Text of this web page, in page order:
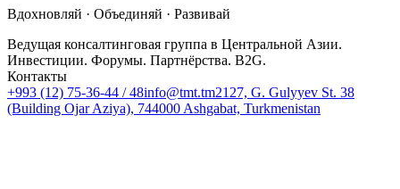
Вдохновляй · Объединяй · Развивай
Ведущая консалтинговая группа в Центральной Азии.
Инвестиции. Форумы. Партнёрства. B2G.
Контакты
+993 (12) 75-36-44 / 48info@tmt.tm2127, G. Gulyyev St. 38
(Building Ojar Aziya), 744000 Ashgabat, Turkmenistan